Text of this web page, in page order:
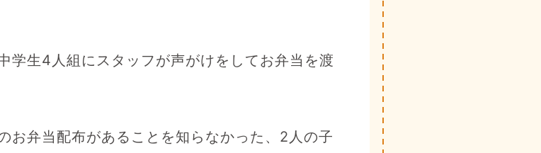
学生4人組にスタッフが声がけをしてお弁当を渡
お弁当配布があることを知らなかった、2人の子